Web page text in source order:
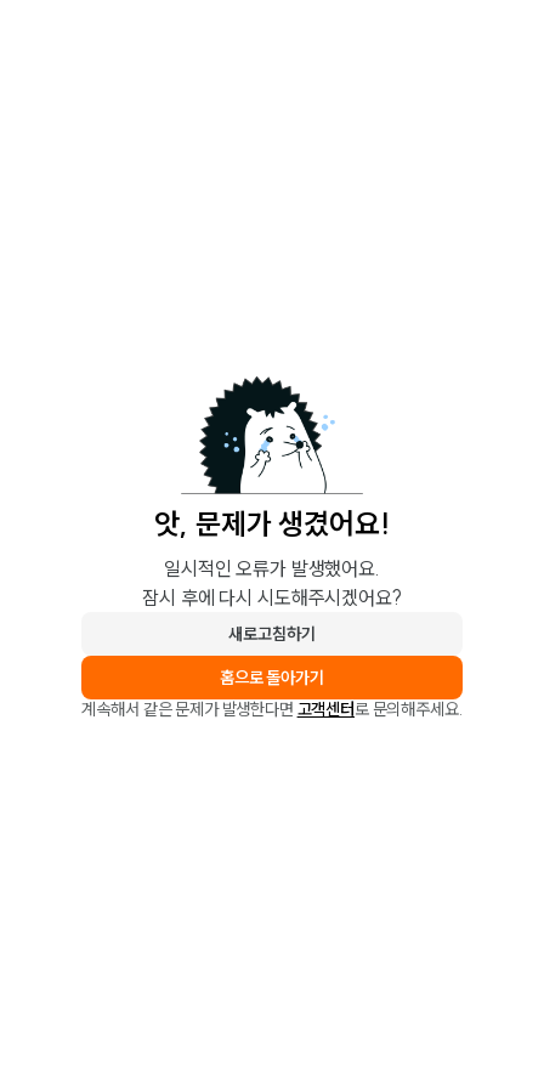
앗, 문제가 생겼어요!
일시적인 오류가 발생했어요.
잠시 후에 다시 시도해주시겠어요?
새로고침하기
홈으로 돌아가기
계속해서 같은 문제가 발생한다면 고객센터로 문의해주세요.